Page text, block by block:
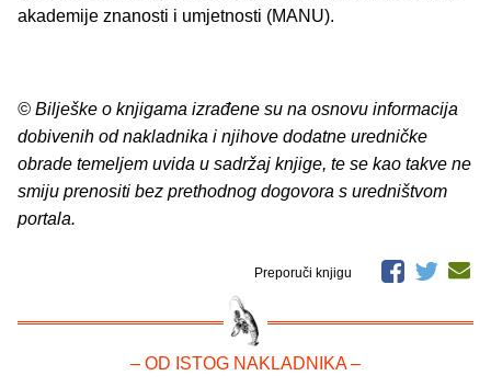
akademije znanosti i umjetnosti (MANU).
© Bilješke o knjigama izrađene su na osnovu informacija
dobivenih od nakladnika i njihove dodatne uredničke
obrade temeljem uvida u sadržaj knjige, te se kao takve ne
smiju prenositi bez prethodnog dogovora s uredništvom
portala.
Preporuči knjigu
– OD ISTOG NAKLADNIKA –